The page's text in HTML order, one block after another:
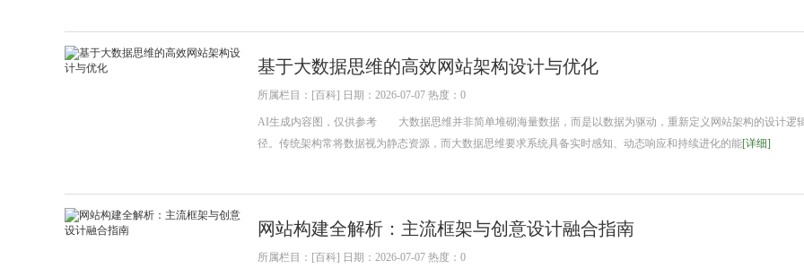
基于大数据思维的高效网站架构设计与优化
所属栏目：[百科] 日期：2026-07-07 热度：0
AI生成内容图，仅供参考 大数据思维并非简单堆砌海量数据，而是以数据为驱动，重新定义网站架构的设计逻
径。传统架构常将数据视为静态资源，而大数据思维要求系统具备实时感知、动态响应和持续进化的能[详细]
网站构建全解析：主流框架与创意设计融合指南
所属栏目：[百科] 日期：2026-07-07 热度：0